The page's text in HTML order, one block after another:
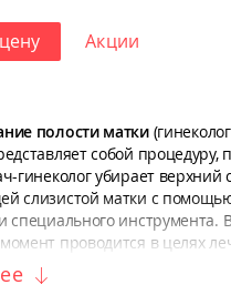
Акции
полости матки
собой процедуру,
гинеколог убирает верхний
слизистой матки с
специального инструмента.
проводится в целях
самых различных болезней и
женской половой сферой.